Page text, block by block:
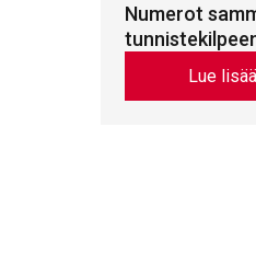
Numerot
Lue lisää